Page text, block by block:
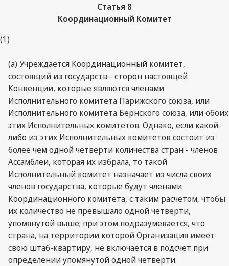
Статья 8
Координационный Комитет
(1)
(a) Учреждается Координационный комитет,
состоящий из государств - сторон настоящей
Конвенции, которые являются членами
Исполнительного комитета Парижского союза, или
Исполнительного комитета Бернского союза, или обоих
этих Исполнительных комитетов. Однако, если какой-
либо из этих Исполнительных комитетов состоит из
более чем одной четверти количества стран - членов
Ассамблеи, которая их избрала, то такой
Исполнительный комитет назначает из числа своих
членов государства, которые будут членами
Координационного комитета, с таким расчетом, чтобы
их количество не превышало одной четверти,
упомянутой выше; при этом подразумевается, что
страна, на территории которой Организация имеет
свою штаб-квартиру, не включается в подсчет при
определении упомянутой одной четверти.